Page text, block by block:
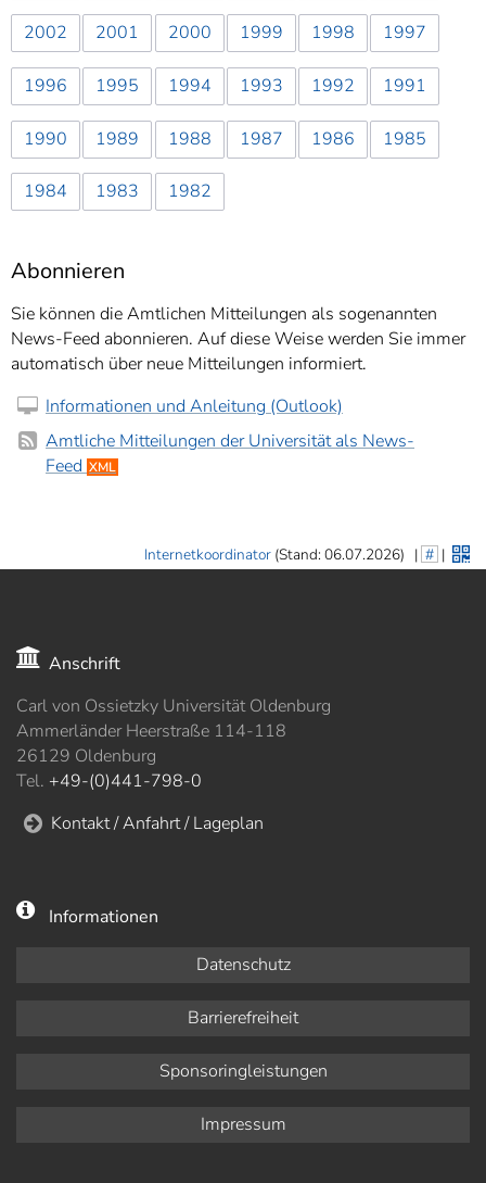
2002 2001 2000 1999 1998 1997
1996 1995 1994 1993 1992 1991
1990 1989 1988 1987 1986 1985
1984 1983 1982
Abonnieren
Sie können die Amtlichen Mitteilungen als sogenannten
News-Feed abonnieren. Auf diese Weise werden Sie immer
automatisch über neue Mitteilungen informiert.
Informationen und Anleitung (Outlook)
Amtliche Mitteilungen der Universität als News-
Feed XML
Internetkoordinator(Stand: 06.07.2026) | # |
Anschrift
Carl von Ossietzky Universität Oldenburg
Ammerländer Heerstraße 114-118
26129 Oldenburg
Tel. +49-(0)441-798-0
Kontakt / Anfahrt / Lageplan
Informationen
Datenschutz
Barrierefreiheit
Sponsoringleistungen
Impressum